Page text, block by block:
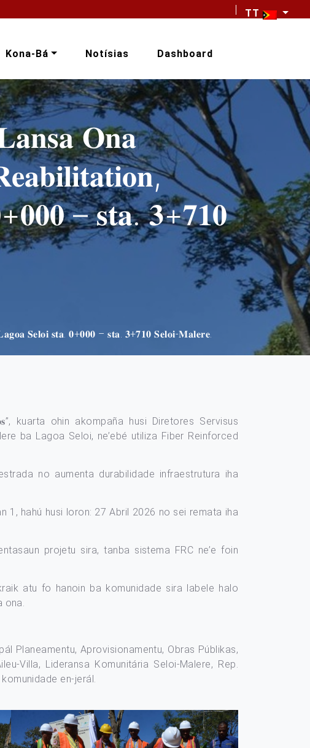
TT
Kona-Bá Notísias Dashboard
𝐋𝐚𝐧𝐬𝐚 𝐎𝐧𝐚
– 𝐬𝐭𝐚. 𝟑+𝟕𝟏𝟎
𝐒𝐞𝐥𝐨𝐢 𝐬𝐭𝐚. 𝟎+𝟎𝟎𝟎 – 𝐬𝐭𝐚. 𝟑+𝟕𝟏𝟎 𝐒𝐞𝐥𝐨𝐢-𝐌𝐚𝐥𝐞𝐫𝐞.
kuarta ohin akompaña husi Diretores Servisus
ba Lagoa Seloi, ne’ebé utiliza Fiber Reinforced
no aumenta durabilidade infraestrutura iha
1, hahú husi loron: 27 Abril 2026 no sei remata iha
projetu sira, tanba sistema FRC ne’e foin
atu fo hanoin ba komunidade sira labele halo
ona.
Planeamentu, Aprovisionamentu, Obras Públikas,
Villa, Lideransa Komunitária Seloi-Malere, Rep.
en-jerál.